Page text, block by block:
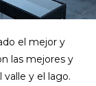
el mejor y
las mejores y
y el lago.